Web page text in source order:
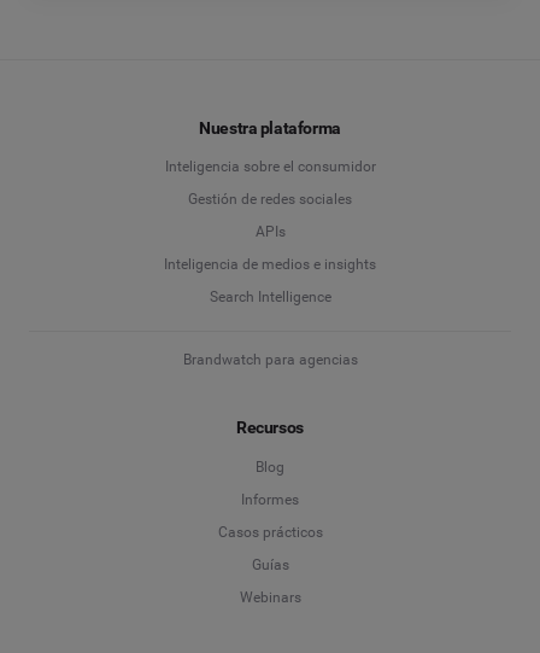
Nuestra plataforma
Inteligencia sobre el consumidor
Gestión de redes sociales
APIs
Inteligencia de medios e insights
Search Intelligence
Brandwatch para agencias
Recursos
Blog
Informes
Casos prácticos
Guías
Webinars